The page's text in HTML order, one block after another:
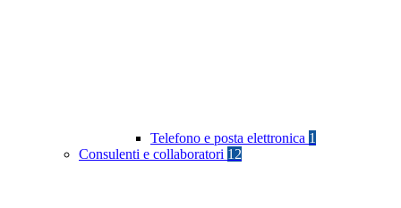
Telefono e posta elettronica 1
Consulenti e collaboratori 12